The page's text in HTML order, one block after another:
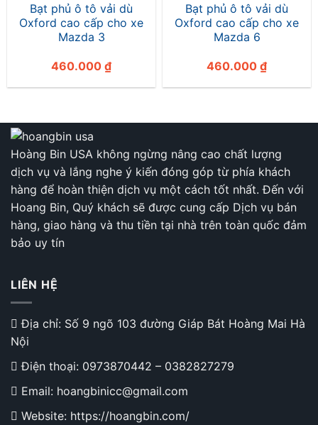
Bạt phủ ô tô vải dù
Oxford cao cấp cho xe
Mazda 3
460.000 ₫
Bạt phủ ô tô vải dù
Oxford cao cấp cho xe
Mazda 6
460.000 ₫
Hoàng Bin USA không ngừng nâng cao chất lượng
dịch vụ và lắng nghe ý kiến đóng góp từ phía khách
hàng để hoàn thiện dịch vụ một cách tốt nhất. Đến với
Hoang Bin, Quý khách sẽ được cung cấp Dịch vụ bán
hàng, giao hàng và thu tiền tại nhà trên toàn quốc đảm
bảo uy tín
LIÊN HỆ
Địa chỉ: Số 9 ngõ 103 đường Giáp Bát Hoàng Mai Hà
Nội
Điện thoại: 0973870442 – 0382827279
Email: hoangbinicc@gmail.com
Website: https://hoangbin.com/